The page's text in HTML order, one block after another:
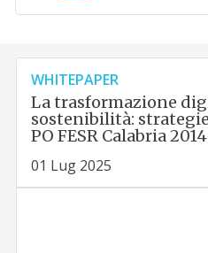
WHITEPAPER
La trasformazione
sostenibilità:
PO FESR Calabria
01 Lug 2025